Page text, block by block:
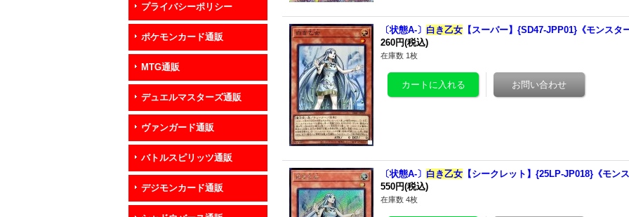
プライバシーポリシー
ポケモンカード通販
MTG通販
デュエルマスターズ通販
ヴァンガード通販
バトルスピリッツ通販
デジモンカード通販
〔状態A-〕 白き乙女 【スーパー】{SD47-JPP01}《モンスター
260円(税込)
在庫数 1枚
〔状態A-〕 白き乙女 【シークレット】{25LP-JP018}《モンス
550円(税込)
在庫数 4枚